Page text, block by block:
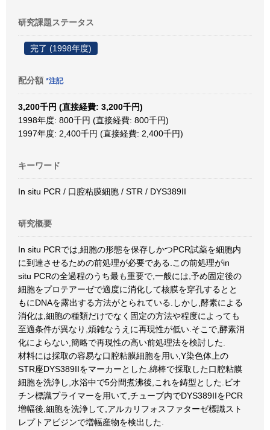
研究課題ステータス
完了 (1998年度)
配分額 *注記
3,200千円 (直接経費: 3,200千円)
1998年度: 800千円 (直接経費: 800千円)
1997年度: 2,400千円 (直接経費: 2,400千円)
キーワード
In situ PCR / 口腔粘膜細胞 / STR / DYS389II
研究概要
In situ PCRでは,細胞の形態を保存しかつPCR試薬を細胞内
に到達させるための前処理が必要である.この前処理がin
situ PCRの全過程のうち最も重要で,一般には,予め固定後の
細胞をプロテアーゼで適度に消化して核膜を穿孔するとと
もにDNAを露出する方法がとられている.しかし,酵素による
消化は,細胞の種類だけでなく固定の方法や程度によっても
至適条件が異なり,煩雑なうえに再現性が低い.そこで,酵素消
化によらない,簡略で再現性の高い前処理法を検討した.
材料には採取の容易な口腔粘膜細胞を用い,Y染色体上の
STR座DYS389IIをマーカーとした.綿棒で採取した口腔粘膜
細胞を洗浄し,水浴中で5分間煮沸後,これを鋳型とした.ビオ
チン標識プライマーを用いて,チューブ内でDYS389IIをPCR
増幅後,細胞を洗浄して,アルカリフォスファターゼ標識スト
レプトアビジンで増幅産物を検出した.